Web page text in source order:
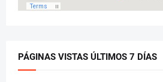
PÁGINAS VISTAS ÚLTIMOS 7 DÍAS